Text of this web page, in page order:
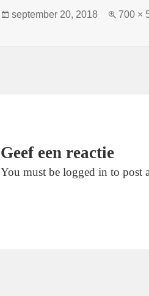
Geplaatst
september 20, 2018 700 ×
Geef een reactie
You must be logged in to post